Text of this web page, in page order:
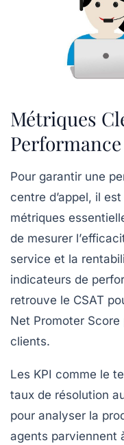
Métriques
Performance
Pour garantir une
centre d’appel, il
métriques
de mesurer l’
service et la
indicateurs de
retrouve le CSAT
Net Promoter Score
clients.
Les KPI comme le
taux de résolution
pour analyser la
agents parviennent